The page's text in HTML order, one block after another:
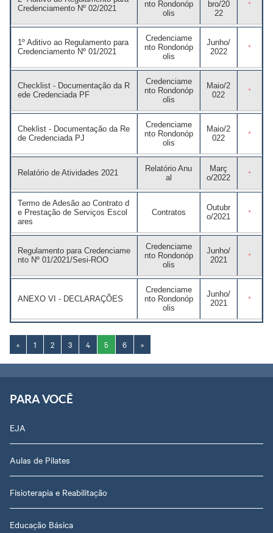
Cadastre-se em nossa
Newsletter
Sesi Viva Bem
Treinamentos das
Regulamentadoras
Ocupacionais
Abrir Solicitação no SAC
Downloads
Credenciamento
Privacidade e Proteção
Credenciamento Nº 02/2021
nto Rondonóp
olis
bro/20
22
1º Aditivo ao Regulamento para
Credenciamento Nº 01/2021
Credenciame
nto Rondonóp
olis
Junho/
2022
Checklist - Documentação da R
ede Credenciada PF
Credenciame
nto Rondonóp
olis
Maio/2
022
Cheklist - Documentação da Re
de Credenciada PJ
Credenciame
nto Rondonóp
olis
Maio/2
022
Relatório de Atividades 2021
Relatório Anu
al
Març
o/2022
Termo de Adesão ao Contrato d
e Prestação de Serviços Escol
ares
Contratos
Outubr
o/2021
Regulamento para Credenciame
nto Nº 01/2021/Sesi-ROO
Credenciame
nto Rondonóp
olis
Junho/
2021
ANEXO VI - DECLARAÇÕES
Credenciame
nto Rondonóp
olis
Junho/
2021
« 1 2 3 4 5 6 »
PARA VOCÊ
EJA
Aulas de Pilates
Fisioterapia e Reabilitação
Educação Básica